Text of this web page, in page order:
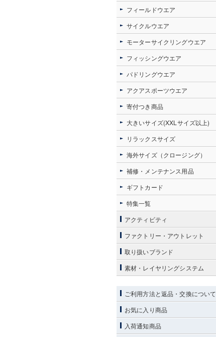
フィールドウエア
サイクルウエア
モーターサイクリングウエア
フィッシングウエア
パドリングウエア
アクアスポーツウエア
寄付つき商品
大きいサイズ(XXLサイズ以上)
リラックスサイズ
海外サイズ（クロージング）
補修・メンテナンス用品
ギフトカード
特集一覧
アクティビティ
ファクトリー・アウトレット
取り扱いブランド
素材・レイヤリングシステム
ご利用方法と返品・交換について
お気に入り商品
入荷通知商品